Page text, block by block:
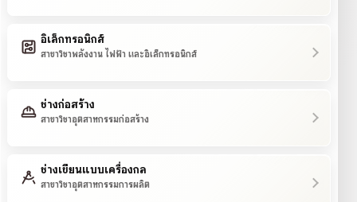
อิเล็กทรอนิกส์
สาขาวิชาพลังงาน ไฟฟ้า และอิเล็กทรอนิกส์
ช่างก่อสร้าง
สาขาวิชาอุตสาหกรรมก่อสร้าง
ช่างเขียนแบบเครื่องกล
สาขาวิชาอุตสาหกรรมการผลิต